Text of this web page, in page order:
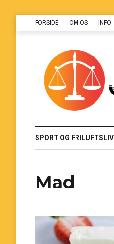
FORSIDE OM OS INFO
SPORT OG FRILUFTSLIV
Mad